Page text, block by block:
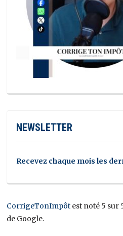
NEWSLETTER
Recevez chaque mois les
CorrigeTonImpôt est noté 5 sur
de Google.